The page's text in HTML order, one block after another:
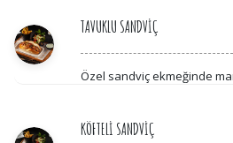
TAVUKLU SANDVİÇ
Özel sandviç ekmeğinde
KÖFTELİ SANDVİÇ